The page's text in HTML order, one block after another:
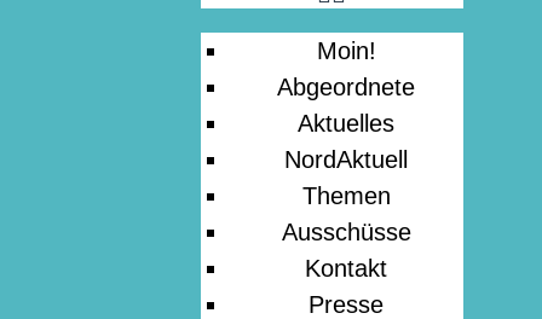
Moin!
Abgeordnete
Aktuelles
NordAktuell
Themen
Ausschüsse
Kontakt
Presse